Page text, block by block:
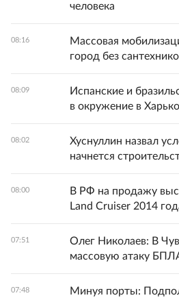
человека
08:16
Массовая
город без
08:09
Испанские и
в окружение в
08:02
Хуснуллин назвал
начнется
08:00
В РФ на продажу
Land Cruiser 2014
07:51
Олег Николаев: В
массовую атаку
07:48
Минуя порты: